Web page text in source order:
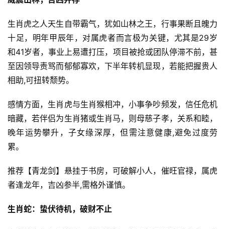
生肖虎之人天生自带霸气，犹如山林之王，行事果断且魄力
十足，明年甲辰年，对属虎者而言极为关键，尤其是29岁
和41岁者，事业上易遭打压，项目被抢或团队停滞不前，甚
至因领导责骂而郁郁寡欢，下半年转机显现，若能把握贵人
相助,可扭转颓势。
感情方面，生肖虎与生肖猴相冲，小事争吵频发，信任危机
暗藏，若伴侣为生肖猪或生肖马，则母慈子孝，关系和睦，
晚年运势攀升，子女缘深厚，但需注意健康,避免过度劳
累。
推荐【青龙剑】悬挂于书房，可破解小人，催旺官禄，属虎
者逢龙年，吉凶参半,需格外谨慎。
生肖蛇：蛰伏待机，破财不止